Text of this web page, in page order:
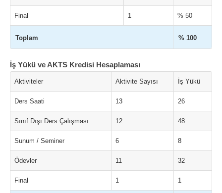
Final 1 % 50
Toplam % 100
İş Yükü ve AKTS Kredisi Hesaplaması
Aktiviteler Aktivite Sayısı İş Yükü
Ders Saati 13 26
Sınıf Dışı Ders Çalışması 12 48
Sunum / Seminer 6 8
Ödevler 11 32
Final 1 1